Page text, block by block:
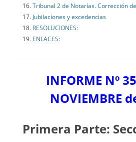
Tribunal 2 de Notarías. Corrección
Jubilaciones y excedencias
RESOLUCIONES:
ENLACES:
INFORME Nº
NOVIEMBRE
Primera Parte: